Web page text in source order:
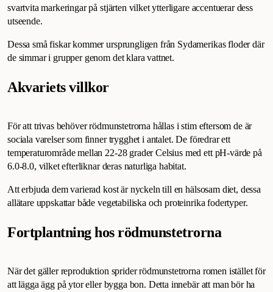
svartvita markeringar på stjärten vilket ytterligare accentuerar dess
utseende.
Dessa små fiskar kommer ursprungligen från Sydamerikas floder där
de simmar i grupper genom det klara vattnet.
Akvariets villkor
För att trivas behöver rödmunstetrorna hållas i stim eftersom de är
sociala varelser som finner trygghet i antalet. De föredrar ett
temperaturområde mellan 22-28 grader Celsius med ett pH-värde på
6.0-8.0, vilket efterliknar deras naturliga habitat.
Att erbjuda dem varierad kost är nyckeln till en hälsosam diet, dessa
allätare uppskattar både vegetabiliska och proteinrika fodertyper.
Fortplantning hos rödmunstetrorna
När det gäller reproduktion sprider rödmunstetrorna romen istället för
att lägga ägg på ytor eller bygga bon. Detta innebär att man bör ha